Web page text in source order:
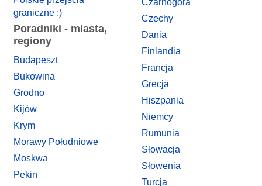
graniczne :)
Poradniki - miasta,
regiony
Budapeszt
Bukowina
Grodno
Kijów
Krym
Morawy Południowe
Moskwa
Pekin
Czechy
Dania
Finlandia
Francja
Grecja
Hiszpania
Niemcy
Rumunia
Słowacja
Słowenia
Turcja